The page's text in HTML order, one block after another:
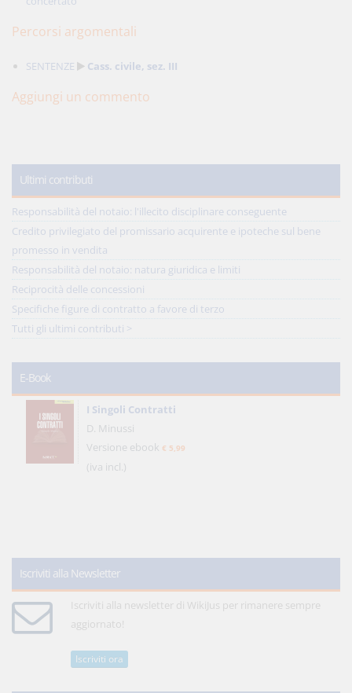
Percorsi argomentali
SENTENZE Cass. civile, sez. III
Aggiungi un commento
Ultimi contributi
Responsabilità del notaio: l'illecito disciplinare conseguente
Credito privilegiato del promissario acquirente e ipoteche sul bene
promesso in vendita
Responsabilità del notaio: natura giuridica e limiti
Reciprocità delle concessioni
Specifiche figure di contratto a favore di terzo
Tutti gli ultimi contributi >
E-Book
I Singoli Contratti
D. Minussi
Versione ebook € 5,99
(iva incl.)
Iscriviti alla Newsletter
Iscriviti alla newsletter di WikiJus per rimanere sempre
aggiornato!
Iscriviti ora